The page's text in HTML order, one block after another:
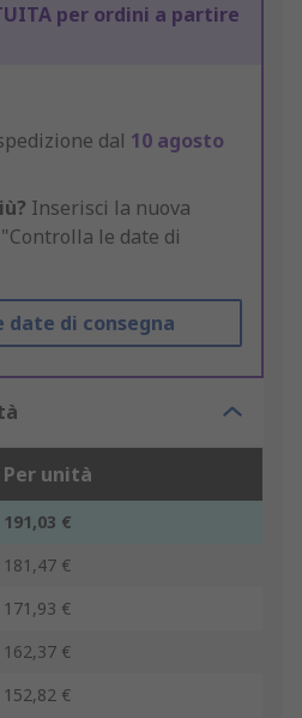
per ordini a partire
dal 10 agosto
Inserisci la nuova
le date di
date di consegna
Per unità
191,03 €
181,47 €
171,93 €
162,37 €
152,82 €